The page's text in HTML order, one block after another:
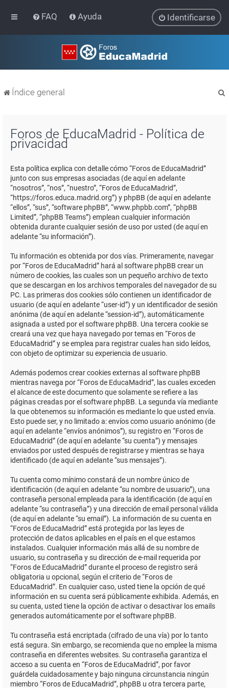
FAQ Ayuda Identificarse
Índice general
Foros de EducaMadrid - Política de
privacidad
Esta política explica con detalle cómo “Foros de EducaMadrid”
junto con sus empresas asociadas (de aquí en adelante
“nosotros”, “nos”, “nuestro”, “Foros de EducaMadrid”,
“https://foros.educa.madrid.org”) y phpBB (de aquí en adelante
“ellos”, “sus”, “software phpBB”, “www.phpbb.com”, “phpBB
Limited”, “phpBB Teams”) emplean cualquier información
obtenida durante cualquier sesión de uso por usted (de aquí en
adelante “su información”).
Tu información es obtenida por dos vías. Primeramente, navegar
por “Foros de EducaMadrid” hará al software phpBB crear un
número de cookies, las cuales son un pequeño archivo de texto
que se descargan en los archivos temporales del navegador de su
PC. Las primeras dos cookies sólo contienen un identificador de
usuario (de aquí en adelante “user-id”) y un identificador de sesión
anónima (de aquí en adelante “session-id”), automáticamente
asignada a usted por el software phpBB. Una tercera cookie se
creará una vez que haya navegado por temas en “Foros de
EducaMadrid” y se emplea para registrar cuales han sido leídos,
con objeto de optimizar su experiencia de usuario.
Además podemos crear cookies externas al software phpBB
mientras navega por “Foros de EducaMadrid”, las cuales exceden
el alcance de este documento que solamente se refiere a las
páginas creadas por el software phpBB. La segunda vía mediante
la que obtenemos su información es mediante lo que usted envía.
Esto puede ser, y no limitado a: envíos como usuario anónimo (de
aquí en adelante “envíos anónimos”), su registro en “Foros de
EducaMadrid” (de aquí en adelante “su cuenta”) y mensajes
enviados por usted después de registrarse y mientras se haya
identificado (de aquí en adelante “sus mensajes”).
Tu cuenta como mínimo constará de un nombre único de
identificación (de aquí en adelante “su nombre de usuario”), una
contraseña personal empleada para la identificación (de aquí en
adelante “su contraseña”) y una dirección de email personal válida
(de aquí en adelante “su email”). La información de su cuenta en
“Foros de EducaMadrid” está protegida por las leyes de
protección de datos aplicables en el país en el que estamos
instalados. Cualquier información más allá de su nombre de
usuario, su contraseña y su dirección de e-mail requerida por
“Foros de EducaMadrid” durante el proceso de registro será
obligatoria u opcional, según el criterio de “Foros de
EducaMadrid”. En cualquier caso, usted tiene la opción de qué
información en su cuenta será públicamente exhibida. Además, en
su cuenta, usted tiene la opción de activar o desactivar los emails
generados automáticamente por el software phpBB.
Tu contraseña está encriptada (cifrado de una vía) por lo tanto
está segura. Sin embargo, se recomienda que no emplee la misma
contraseña en diferentes websites. Su contraseña garantiza el
acceso a su cuenta en “Foros de EducaMadrid”, por favor
guárdela cuidadosamente y bajo ninguna circunstancia ningún
miembro “Foros de EducaMadrid”, phpBB u otra tercera parte,